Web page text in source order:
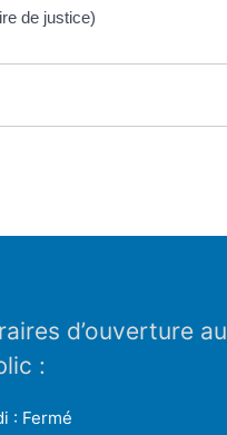
de justice)
d’ouverture au
:
: Fermé